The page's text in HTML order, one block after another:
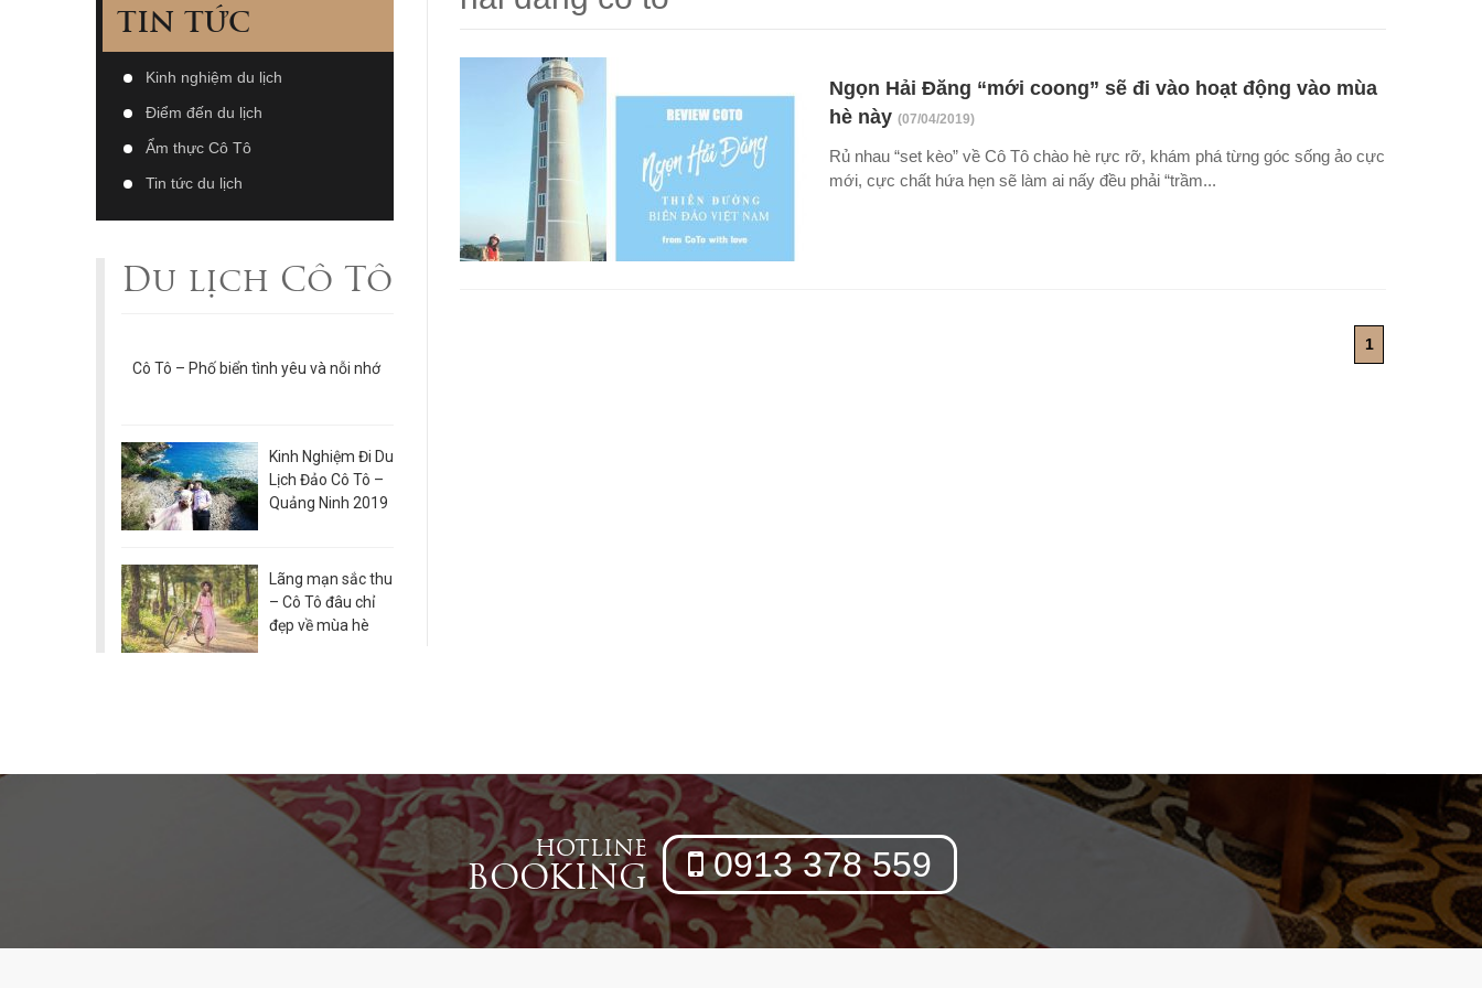
TIN TỨC
Kinh nghiệm du lịch
Điểm đến du lịch
Ẩm thực Cô Tô
Tin tức du lịch
Du lịch Cô Tô
Cô Tô – Phố biển tình yêu và nỗi nhớ
Kinh Nghiệm Đi Du
Lịch Đảo Cô Tô –
Quảng Ninh 2019
Lãng mạn sắc thu
– Cô Tô đâu chỉ
đẹp về mùa hè
Ngọn Hải Đăng “mới coong” sẽ đi vào hoạt động vào mùa
hè này (07/04/2019)
Rủ nhau “set kèo” về Cô Tô chào hè rực rỡ, khám phá từng góc sống ảo cực
mới, cực chất hứa hẹn sẽ làm ai nấy đều phải “trầm...
1
HOTLINE
BOOKING 0913 378 559